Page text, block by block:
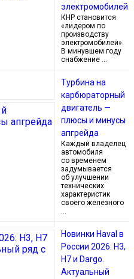
электромобилей
КНР становится
«лидером по
производству
электромобилей».
В минувшем году
снабжение …
Турбина на
карбюраторный
двигатель —
плюсы и минусы
апгрейда
Каждый владелец
автомобиля
со временем
задумывается
об улучшении
технических
характеристик
своего железного
…
Новинки Haval в
России 2026: H3,
H7 и Dargo.
Актуальный